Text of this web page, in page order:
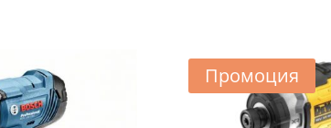
324.45 лв..
Промоция